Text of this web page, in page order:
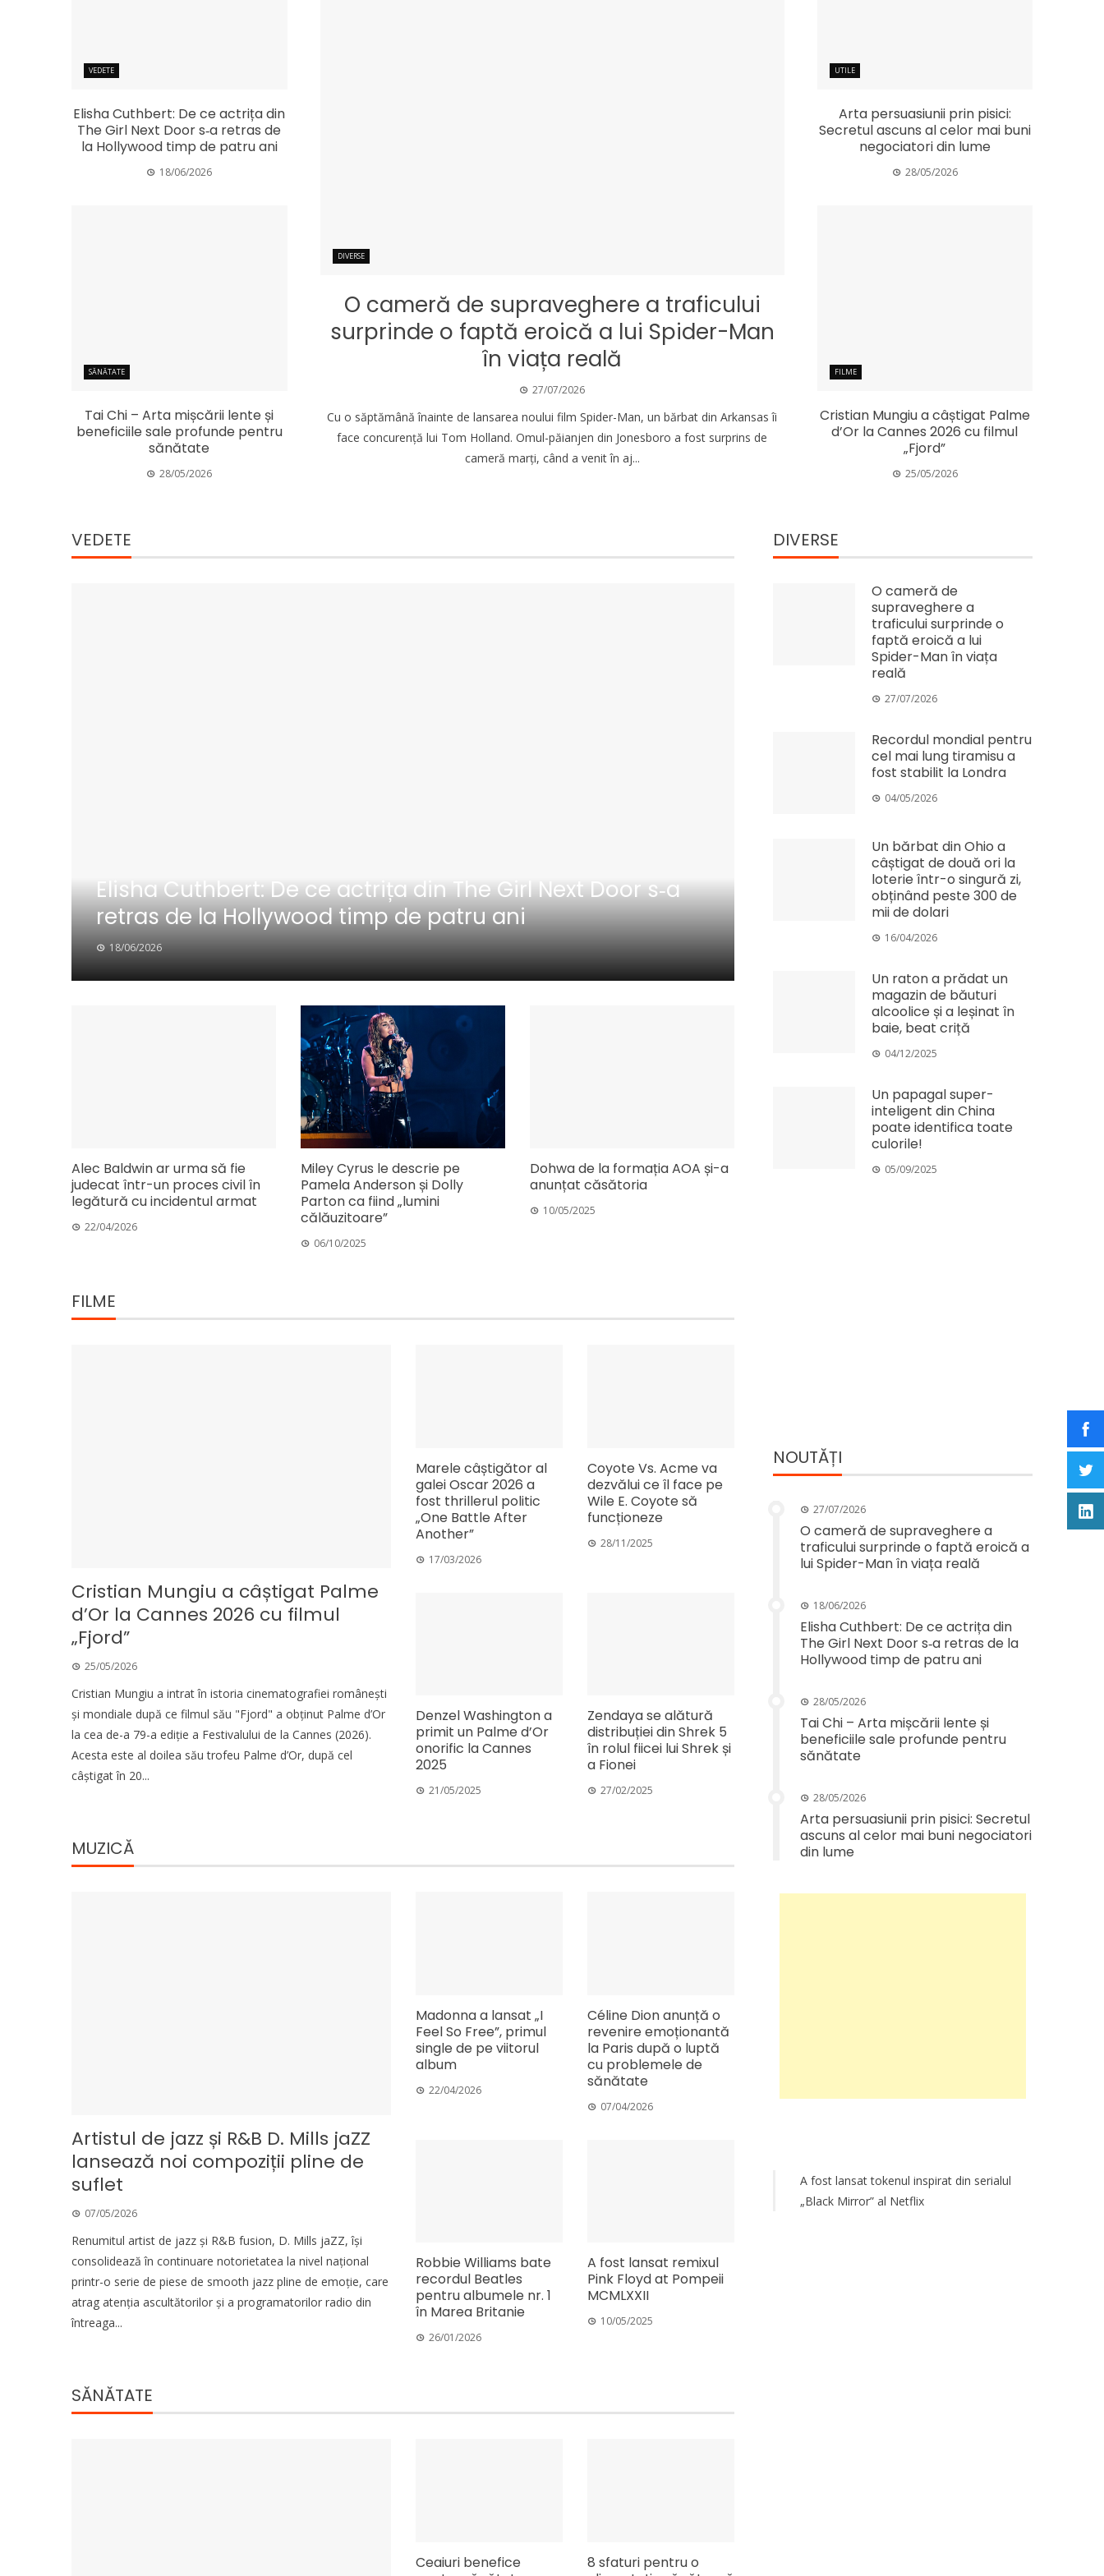
DIVERSE
O cameră de supraveghere a traficului
surprinde o faptă eroică a lui Spider-Man
în viața reală
27/07/2026
Cu o săptămână înainte de lansarea noului film Spider-Man, un bărbat din Arkansas îi
face concurență lui Tom Holland. Omul-păianjen din Jonesboro a fost surprins de
cameră marți, când a venit în aj...
VEDETE
Elisha Cuthbert: De ce actrița din
The Girl Next Door s‑a retras de
la Hollywood timp de patru ani
18/06/2026
SĂNĂTATE
Tai Chi – Arta mișcării lente și
beneficiile sale profunde pentru
sănătate
28/05/2026
UTILE
Arta persuasiunii prin pisici:
Secretul ascuns al celor mai buni
negociatori din lume
28/05/2026
FILME
Cristian Mungiu a câștigat Palme
d’Or la Cannes 2026 cu filmul
„Fjord”
25/05/2026
VEDETE
Elisha Cuthbert: De ce actrița din The Girl Next Door s‑a
retras de la Hollywood timp de patru ani
18/06/2026
Alec Baldwin ar urma să fie
judecat într-un proces civil în
legătură cu incidentul armat
22/04/2026
Miley Cyrus le descrie pe
Pamela Anderson și Dolly
Parton ca fiind „lumini
călăuzitoare”
06/10/2025
Dohwa de la formația AOA și-a
anunțat căsătoria
10/05/2025
FILME
Cristian Mungiu a câștigat Palme
d’Or la Cannes 2026 cu filmul
„Fjord”
25/05/2026
Cristian Mungiu a intrat în istoria cinematografiei românești
și mondiale după ce filmul său "Fjord" a obținut Palme d’Or
la cea de-a 79-a ediție a Festivalului de la Cannes (2026).
Acesta este al doilea său trofeu Palme d’Or, după cel
câștigat în 20...
Marele câștigător al
galei Oscar 2026 a
fost thrillerul politic
„One Battle After
Another”
17/03/2026
Coyote Vs. Acme va
dezvălui ce îl face pe
Wile E. Coyote să
funcționeze
28/11/2025
Denzel Washington a
primit un Palme d’Or
onorific la Cannes
2025
21/05/2025
Zendaya se alătură
distribuției din Shrek 5
în rolul fiicei lui Shrek și
a Fionei
27/02/2025
MUZICĂ
Artistul de jazz și R&B D. Mills jaZZ
lansează noi compoziții pline de
suflet
07/05/2026
Renumitul artist de jazz și R&B fusion, D. Mills jaZZ, își
consolidează în continuare notorietatea la nivel național
printr-o serie de piese de smooth jazz pline de emoție, care
atrag atenția ascultătorilor și a programatorilor radio din
întreaga...
Madonna a lansat „I
Feel So Free”, primul
single de pe viitorul
album
22/04/2026
Céline Dion anunță o
revenire emoționantă
la Paris după o luptă
cu problemele de
sănătate
07/04/2026
Robbie Williams bate
recordul Beatles
pentru albumele nr. 1
în Marea Britanie
26/01/2026
A fost lansat remixul
Pink Floyd at Pompeii
MCMLXXII
10/05/2025
SĂNĂTATE
Ceaiuri benefice
8 sfaturi pentru o
DIVERSE
O cameră de
supraveghere a
traficului surprinde o
faptă eroică a lui
Spider-Man în viața
reală
27/07/2026
Recordul mondial pentru
cel mai lung tiramisu a
fost stabilit la Londra
04/05/2026
Un bărbat din Ohio a
câștigat de două ori la
loterie într-o singură zi,
obținând peste 300 de
mii de dolari
16/04/2026
Un raton a prădat un
magazin de băuturi
alcoolice și a leșinat în
baie, beat criță
04/12/2025
Un papagal super-
inteligent din China
poate identifica toate
culorile!
05/09/2025
NOUTĂȚI
27/07/2026
O cameră de supraveghere a
traficului surprinde o faptă eroică a
lui Spider-Man în viața reală
18/06/2026
Elisha Cuthbert: De ce actrița din
The Girl Next Door s‑a retras de la
Hollywood timp de patru ani
28/05/2026
Tai Chi – Arta mișcării lente și
beneficiile sale profunde pentru
sănătate
28/05/2026
Arta persuasiunii prin pisici: Secretul
ascuns al celor mai buni negociatori
din lume
A fost lansat tokenul inspirat din serialul
„Black Mirror” al Netflix